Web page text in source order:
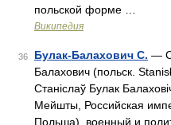
польской форме …
Википедия
36 Булак-Балахович С. —
Балахович (польск.
Станіслаў Булак
Мейшты, Российская
Польша) военный и